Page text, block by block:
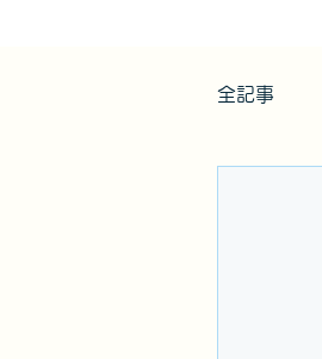
全記事